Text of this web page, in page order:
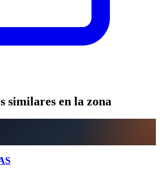
similares en la zona